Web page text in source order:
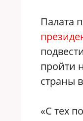
Палата
пройти
страны
«С тех